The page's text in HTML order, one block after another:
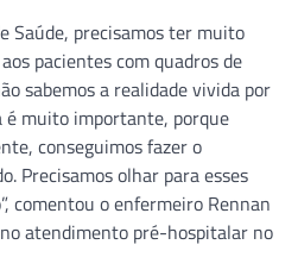
Saúde, precisamos ter muito
pacientes com quadros de
sabemos a realidade vivida por
é muito importante, porque
conseguimos fazer o
Precisamos olhar para esses
comentou o enfermeiro Rennan
atendimento pré-hospitalar no